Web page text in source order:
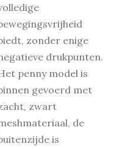
zonder enige
drukpunten.
penny model is
gevoerd met
zwart
de
is